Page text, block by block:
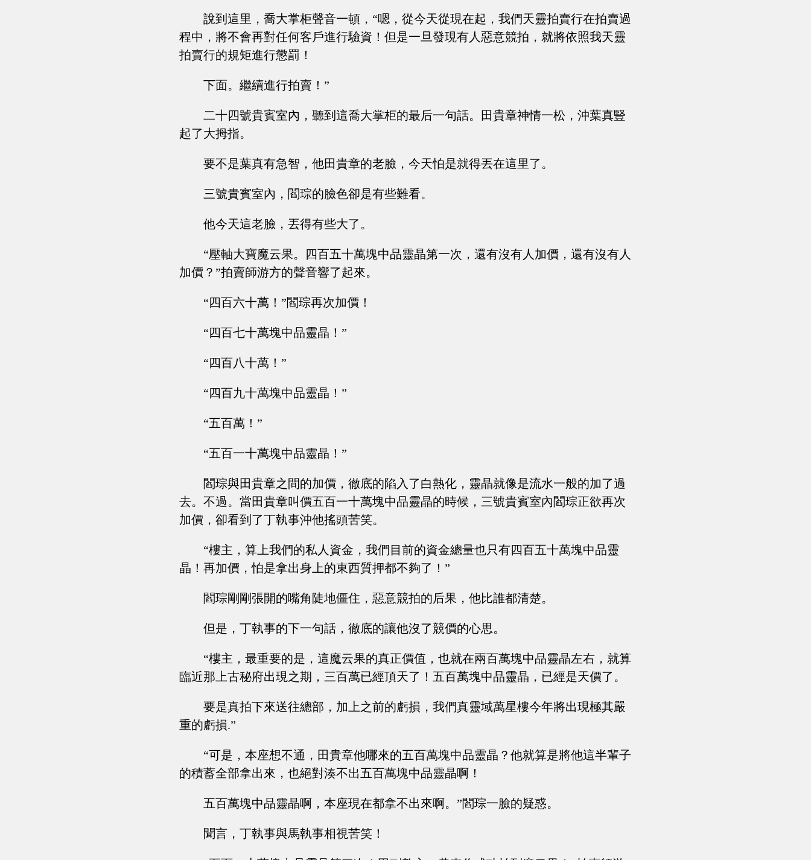
說到這里，喬大掌柜聲音一頓，“嗯，從今天從現在起，我們天靈拍賣行在拍賣過
程中，將不會再對任何客戶進行驗資！但是一旦發現有人惡意競拍，就將依照我天靈
拍賣行的規矩進行懲罰！
下面。繼續進行拍賣！”
二十四號貴賓室內，聽到這喬大掌柜的最后一句話。田貴章神情一松，沖葉真豎
起了大拇指。
要不是葉真有急智，他田貴章的老臉，今天怕是就得丟在這里了。
三號貴賓室內，閻琮的臉色卻是有些難看。
他今天這老臉，丟得有些大了。
“壓軸大寶魔云果。四百五十萬塊中品靈晶第一次，還有沒有人加價，還有沒有人
加價？”拍賣師游方的聲音響了起來。
“四百六十萬！”閻琮再次加價！
“四百七十萬塊中品靈晶！”
“四百八十萬！”
“四百九十萬塊中品靈晶！”
“五百萬！”
“五百一十萬塊中品靈晶！”
閻琮與田貴章之間的加價，徹底的陷入了白熱化，靈晶就像是流水一般的加了過
去。不過。當田貴章叫價五百一十萬塊中品靈晶的時候，三號貴賓室內閻琮正欲再次
加價，卻看到了丁執事沖他搖頭苦笑。
“樓主，算上我們的私人資金，我們目前的資金總量也只有四百五十萬塊中品靈
晶！再加價，怕是拿出身上的東西質押都不夠了！”
閻琮剛剛張開的嘴角陡地僵住，惡意競拍的后果，他比誰都清楚。
但是，丁執事的下一句話，徹底的讓他沒了競價的心思。
“樓主，最重要的是，這魔云果的真正價值，也就在兩百萬塊中品靈晶左右，就算
臨近那上古秘府出現之期，三百萬已經頂天了！五百萬塊中品靈晶，已經是天價了。
要是真拍下來送往總部，加上之前的虧損，我們真靈域萬星樓今年將出現極其嚴
重的虧損.”
“可是，本座想不通，田貴章他哪來的五百萬塊中品靈晶？他就算是將他這半輩子
的積蓄全部拿出來，也絕對湊不出五百萬塊中品靈晶啊！
五百萬塊中品靈晶啊，本座現在都拿不出來啊。”閻琮一臉的疑惑。
聞言，丁執事與馬執事相視苦笑！